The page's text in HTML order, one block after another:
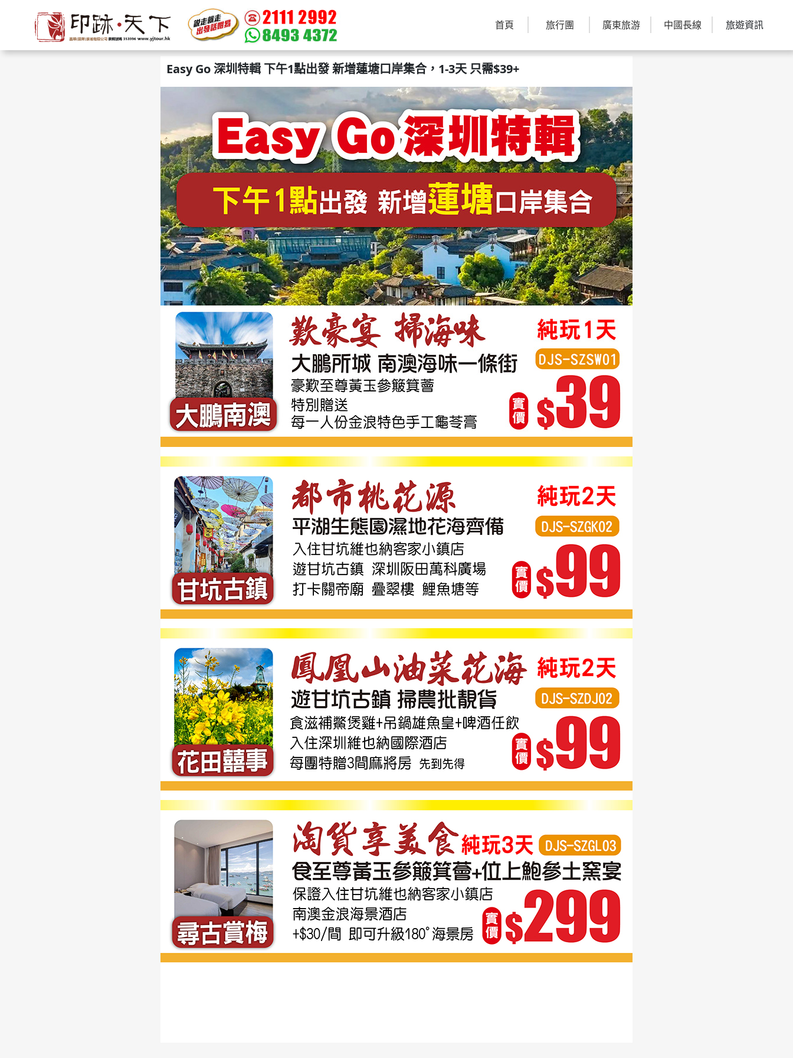
首頁 旅行團 廣東旅游 中國長線 旅遊資訊
Easy Go 深圳特輯 下午1點出發 新增蓮塘口岸集合，1-3天 只需$39+